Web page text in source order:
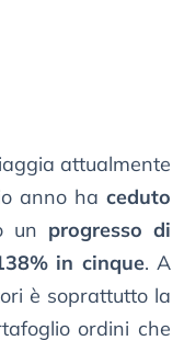
attualmente
anno haceduto
un progresso di
in cinque. A
è soprattutto la
ordini che